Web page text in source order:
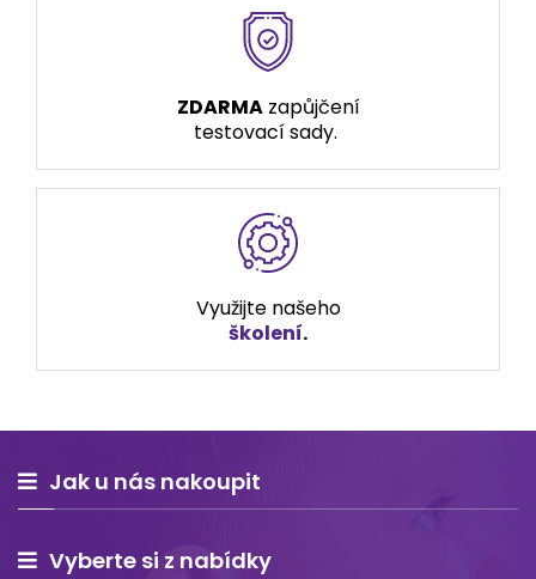
ZDARMAzapůjčení
testovací sady.
Využijte našeho
školení.
Jak u nás nakoupit
Vyberte si z nabídky